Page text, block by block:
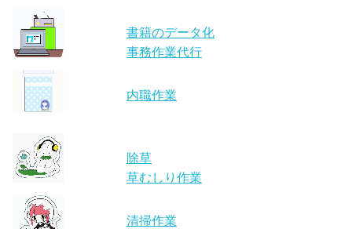
書籍のデータ化
事務作業代行
内職作業
除草
草むしり作業
清掃作業